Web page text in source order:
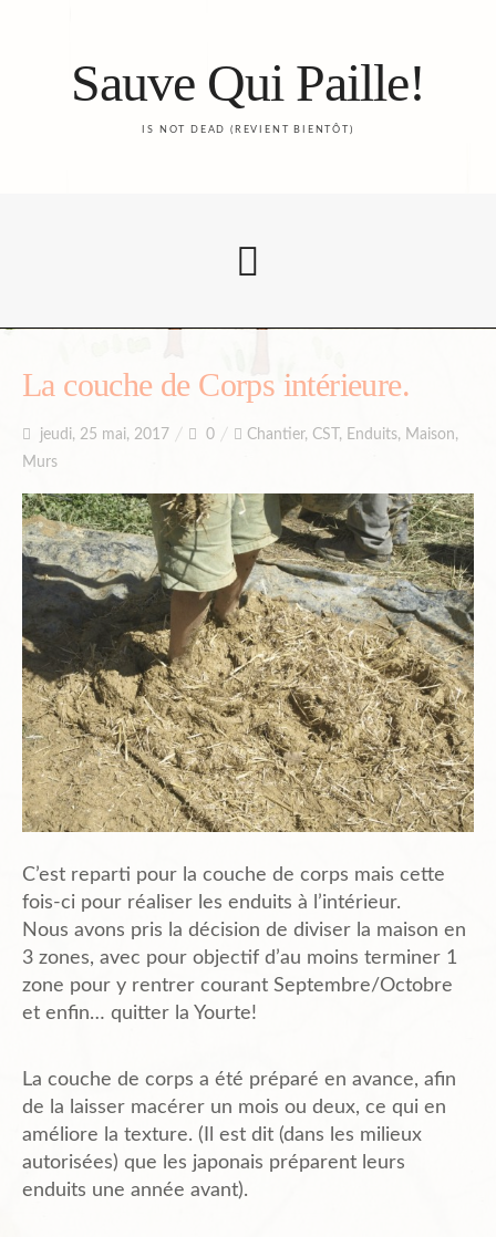
Sauve Qui Paille!
IS NOT DEAD (REVIENT BIENTÔT)
Accueil
Le Blog
Planning
Chantiers en cours et à venir.
Chantiers Participatifs
Budget
Plans et Doc.
PIèces du Permis
Liens Amis
La couche de Corps intérieure.
jeudi, 25 mai, 2017 0 Chantier, CST , Enduits, Maison,
Murs
C’est reparti pour la couche de corps mais cette
fois-ci pour réaliser les enduits à l’intérieur.
Nous avons pris la décision de diviser la maison en
3 zones, avec pour objectif d’au moins terminer 1
zone pour y rentrer courant Septembre/Octobre
et enfin… quitter la Yourte!
La couche de corps a été préparé en avance, afin
de la laisser macérer un mois ou deux, ce qui en
améliore la texture. (Il est dit (dans les milieux
autorisées) que les japonais préparent leurs
enduits une année avant).